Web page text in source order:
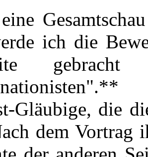
ich die
Gläubige, die
dem Vortrag